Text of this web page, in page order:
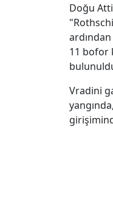
Doğu
ardından
11 bofor
Vradini